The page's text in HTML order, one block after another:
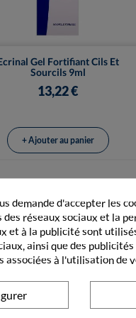
Gel Fortifiant Cils Et
Sourcils 9ml
13,22 €
Vue rapide
+ Ajouter au panier
SOIN
demande d'accepter les
réseaux sociaux et la
et à la publicité sont
ainsi que des
associées à l'utilisation de